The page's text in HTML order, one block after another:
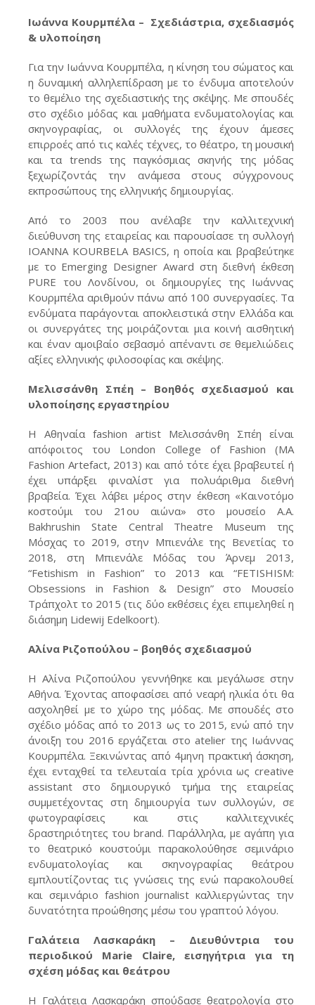
Ιωάννα Κουρμπέλα – Σχεδιάστρια, σχεδιασμός
& υλοποίηση
Για την Ιωάννα Κουρμπέλα, η κίνηση του σώματος και
η δυναμική αλληλεπίδραση με το ένδυμα αποτελούν
το θεμέλιο της σχεδιαστικής της σκέψης. Με σπουδές
στο σχέδιο μόδας και μαθήματα ενδυματολογίας και
σκηνογραφίας, οι συλλογές της έχουν άμεσες
επιρροές από τις καλές τέχνες, το θέατρο, τη μουσική
και τα trends της παγκόσμιας σκηνής της μόδας
ξεχωρίζοντάς την ανάμεσα στους σύγχρονους
εκπροσώπους της ελληνικής δημιουργίας.
Από το 2003 που ανέλαβε την καλλιτεχνική
διεύθυνση της εταιρείας και παρουσίασε τη συλλογή
IOANNA KOURBELA BASICS, η οποία και βραβεύτηκε
με το Emerging Designer Award στη διεθνή έκθεση
PURE του Λονδίνου, οι δημιουργίες της Ιωάννας
Κουρμπέλα αριθμούν πάνω από 100 συνεργασίες. Τα
ενδύματα παράγονται αποκλειστικά στην Ελλάδα και
οι συνεργάτες της μοιράζονται μια κοινή αισθητική
και έναν αμοιβαίο σεβασμό απέναντι σε θεμελιώδεις
αξίες ελληνικής φιλοσοφίας και σκέψης.
Μελισσάνθη Σπέη – Βοηθός σχεδιασμού και
υλοποίησης εργαστηρίου
H Αθηναία fashion artist Μελισσάνθη Σπέη είναι
απόφοιτος του London College of Fashion (MA
Fashion Artefact, 2013) και από τότε έχει βραβευτεί ή
έχει υπάρξει φιναλίστ για πολυάριθμα διεθνή
βραβεία. Έχει λάβει μέρος στην έκθεση «Καινοτόμο
κοστούμι του 21ου αιώνα» στο μουσείο A.A.
Bakhrushin State Central Theatre Museum της
Μόσχας το 2019, στην Μπιενάλε της Βενετίας το
2018, στη Μπιενάλε Μόδας του Άρνεμ 2013,
“Fetishism in Fashion” το 2013 και “FETISHISM:
Obsessions in Fashion & Design” στο Μουσείο
Τράπχολτ το 2015 (τις δύο εκθέσεις έχει επιμεληθεί η
διάσημη Lidewij Edelkoort).
Αλίνα Ριζοπούλου – βοηθός σχεδιασμού
Η Αλίνα Ριζοπούλου γεννήθηκε και μεγάλωσε στην
Αθήνα. Έχοντας αποφασίσει από νεαρή ηλικία ότι θα
ασχοληθεί με το χώρο της μόδας. Με σπουδές στο
σχέδιο μόδας από το 2013 ως το 2015, ενώ από την
άνοιξη του 2016 εργάζεται στο atelier της Ιωάννας
Κουρμπέλα. Ξεκινώντας από 4μηνη πρακτική άσκηση,
έχει ενταχθεί τα τελευταία τρία χρόνια ως creative
assistant στο δημιουργικό τμήμα της εταιρείας
συμμετέχοντας στη δημιουργία των συλλογών, σε
φωτογραφίσεις και στις καλλιτεχνικές
δραστηριότητες του brand. Παράλληλα, με αγάπη για
το θεατρικό κουστούμι παρακολούθησε σεμινάριο
ενδυματολογίας και σκηνογραφίας θεάτρου
εμπλουτίζοντας τις γνώσεις της ενώ παρακολουθεί
και σεμινάριο fashion journalist καλλιεργώντας την
δυνατότητα προώθησης μέσω του γραπτού λόγου.
Γαλάτεια Λασκαράκη – Διευθύντρια του
περιοδικού Marie Claire, εισηγήτρια για τη
σχέση μόδας και θεάτρου
Η Γαλάτεια Λασκαράκη σπούδασε θεατρολογία στο